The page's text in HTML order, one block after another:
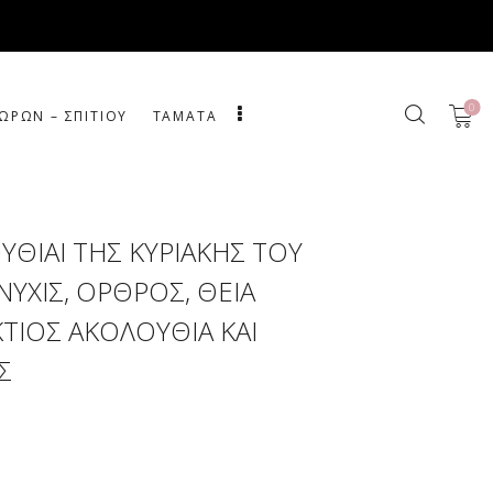
– ΣΠΙΤΙΟΥ ΤΑΜΑΤΑ 0
ΤΗΣ ΚΥΡΙΑΚΗΣ ΤΟΥ
ΟΡΘΡΟΣ, ΘΕΙΑ
ΑΚΟΛΟΥΘΙΑ ΚΑΙ